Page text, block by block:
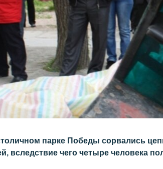
парке Победы сорвались
вследствие чего четыре человека